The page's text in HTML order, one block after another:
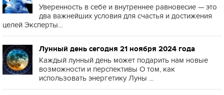
Уверенность в себе и внутреннее равновесие — это
два важнейших условия для счастья и достижения
целей Эксперты...
Лунный день сегодня 21 ноября 2024 года
Каждый лунный день может подарить нам новые
возможности и перспективы О том, как
использовать энергетику Луны ...